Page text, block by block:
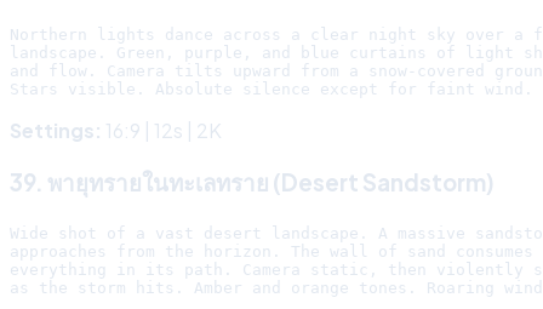
Northern lights dance across a clear night sky over a
landscape. Green, purple, and blue curtains of light
and flow. Camera tilts upward from a snow-covered
Settings: 16:9 | 12s | 2K
39. พายุทรายในทะเลทราย (Desert Sandstorm)
Wide shot of a vast desert landscape. A massive
approaches from the horizon. The wall of sand consumes
everything in its path. Camera static, then violently